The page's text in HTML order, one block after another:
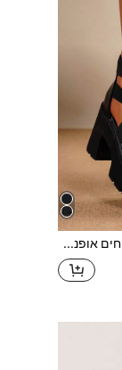
סנדלים שטוחים אופנתיים לנשים בצבע שחור רטרו רומי עם עקב עבה, נעלי נופש קז'ואל, עקבי פלטפורמה, תלבושות אביב-קיץ